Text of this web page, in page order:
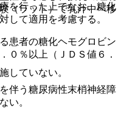
（ラット）で乳汁中へ移
していない。
を行った上でなお、糖化
して適用を考慮する。
患者の糖化ヘモグロビン
０％以上（ＪＤＳ値６．
伴う糖尿病性末梢神経障
い。